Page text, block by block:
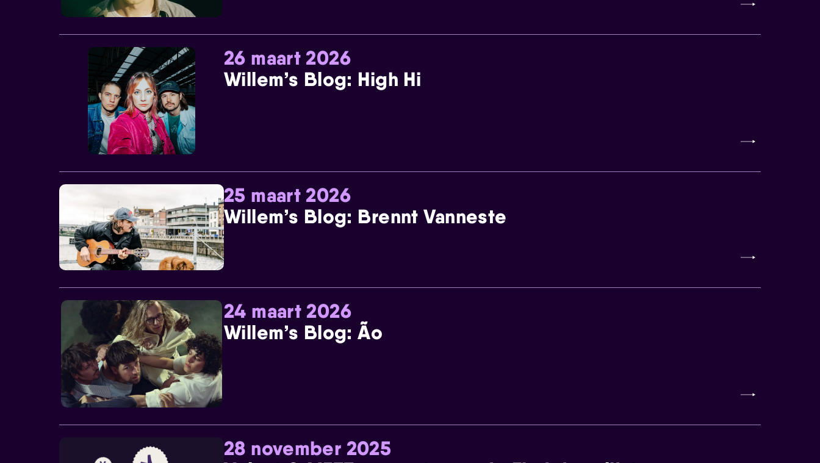
26 maart 2026
Willem’s Blog: High Hi
25 maart 2026
Willem’s Blog: Brennt Vanneste
24 maart 2026
Willem’s Blog: Ão
28 november 2025